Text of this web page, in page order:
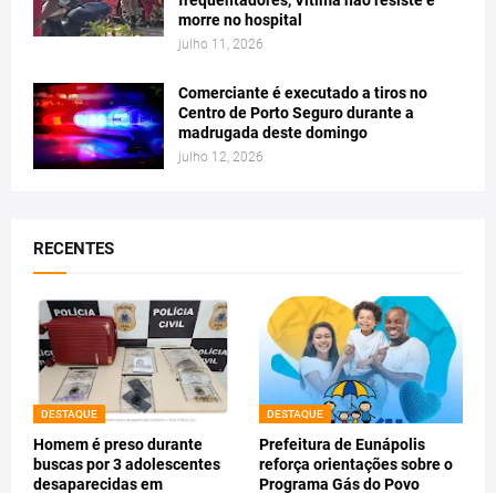
morre no hospital
julho 11, 2026
Comerciante é executado a tiros no
Centro de Porto Seguro durante a
madrugada deste domingo
julho 12, 2026
RECENTES
DESTAQUE
Homem é preso durante
buscas por 3 adolescentes
desaparecidas em
DESTAQUE
Prefeitura de Eunápolis
reforça orientações sobre o
Programa Gás do Povo